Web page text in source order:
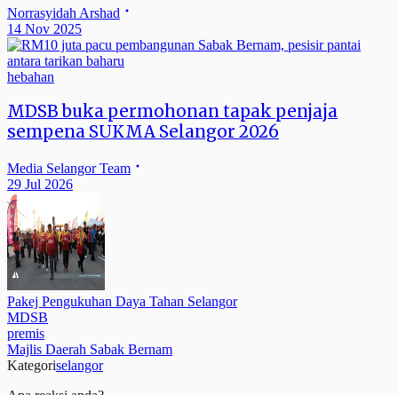
Norrasyidah Arshad
14 Nov 2025
hebahan
MDSB buka permohonan tapak penjaja
sempena SUKMA Selangor 2026
Media Selangor Team
29 Jul 2026
Pakej Pengukuhan Daya Tahan Selangor
MDSB
premis
Majlis Daerah Sabak Bernam
Kategoriselangor